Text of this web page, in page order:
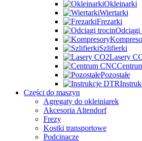
Okleinarki
Wiertarki
Frezarki
Odciągi
Szlifierki
Lasery
Pozostałe
Części do maszyn
Agregaty do okleiniarek
Akcesoria Altendorf
Frezy
Kostki transportowe
Podcinacze